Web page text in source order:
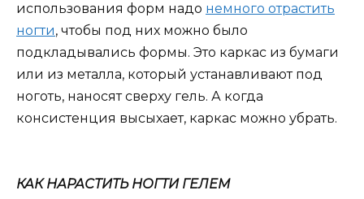
использования форм надо немного отрастить
ногти, чтобы под них можно было
подкладывались формы. Это каркас из бумаги
или из металла, который устанавливают под
ноготь, наносят сверху гель. А когда
консистенция высыхает, каркас можно убрать.
КАК НАРАСТИТЬ НОГТИ ГЕЛЕМ